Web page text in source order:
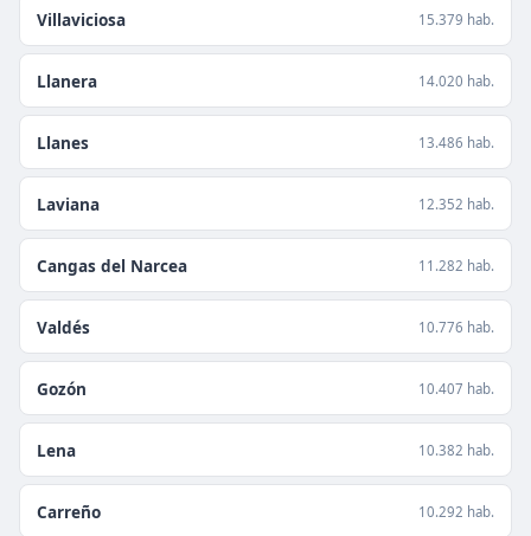
Villaviciosa 15.379 hab.
Llanera 14.020 hab.
Llanes 13.486 hab.
Laviana 12.352 hab.
Cangas del Narcea 11.282 hab.
Valdés 10.776 hab.
Gozón 10.407 hab.
Lena 10.382 hab.
Carreño 10.292 hab.